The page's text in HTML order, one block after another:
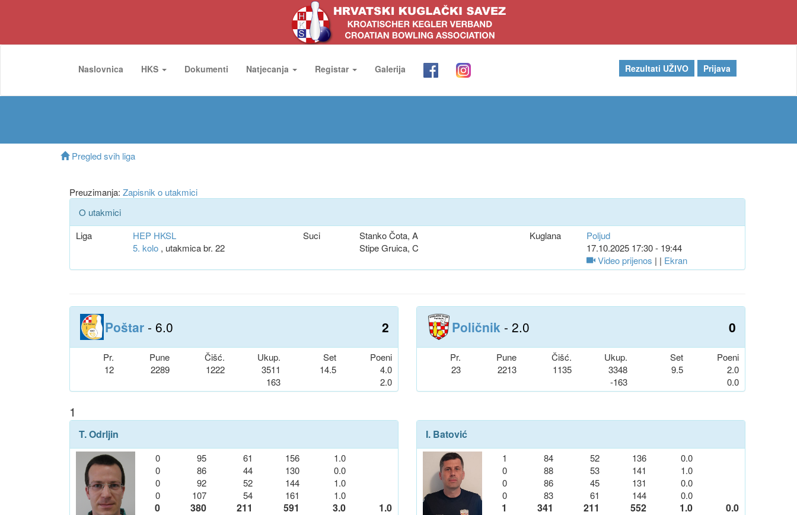
Naslovnica HKS Dokumenti Natjecanja Registar Galerija Rezultati UŽIVO Prijava
Pregled svih liga
Preuzimanja: Zapisnik o utakmici
O utakmici
Liga
HEP HKSL
5. kolo, utakmica br. 22
Suci
Stanko Čota, A
Stipe Gruica, C
Kuglana
Poljud
17.10.2025 17:30 - 19:44
Video prijenos | | Ekran
Poštar - 6.0 2
Pr. Pune Čišć. Ukup. Set
Poeni
12
2289 1222
3511
163
14.5
4.0
2.0
Poličnik - 2.0 0
Pr. Pune Čišć. Ukup. Set
Poeni
23
2213 1135
3348
-163
9.5
2.0
0.0
1
T. Odrljin
0 95 61 156
1.0
0
86 44 130
0.0
0
92 52 144
1.0
0
107 54 161 1.0
0 380 211 591 3.0 1.0
I. Batović
1 84 52 136
0.0
0
88 53 141
1.0
0
86 45 131
0.0
0
83 61 144 0.0
1 341 211 552 1.0 0.0